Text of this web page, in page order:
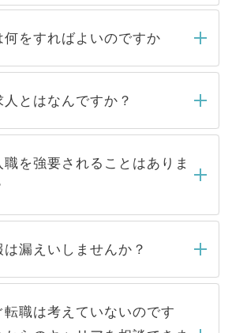
何をすればよいのですか
だきましたら、弊社担当者がご
確認し、その後メールもしくは
、5営業日以内にはご連絡をせて
すので、しばらくお待ちくださ
とはなんですか？
で取り扱っている求人の
は、Webサイトからご覧いただ
公開求人」です。非公開求人は
によって、一般には公開してい
を避けるため 人気のある医療機
てしまうと、応募が殺到する場
関が求める条件に合った人材の
職を強要されることはありま
を強要することは一切ありませ
仮に応募先から内定をいただい
る必要はありません。内定先へ
絡はキャリアパートナーが行い
は漏えいしませんか？
漏えいすることはありませんの
ください。当サイトからの登録
したご登録者様の個人情報は、
転職は考えていないのです